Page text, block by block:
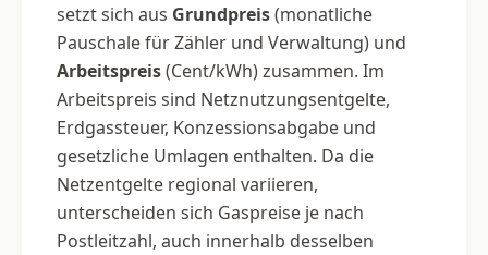
setzt sich aus Grundpreis(monatliche
Pauschale für Zähler und Verwaltung) und
Arbeitspreis(Cent/kWh) zusammen. Im
Arbeitspreis sind Netznutzungsentgelte,
Erdgassteuer, Konzessionsabgabe und
gesetzliche Umlagen enthalten. Da die
Netzentgelte regional variieren,
unterscheiden sich Gaspreise je nach
Postleitzahl, auch innerhalb desselben